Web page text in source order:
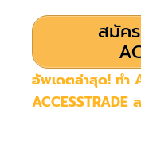
สมัค
อัพเดตล่าสุด! ทำ